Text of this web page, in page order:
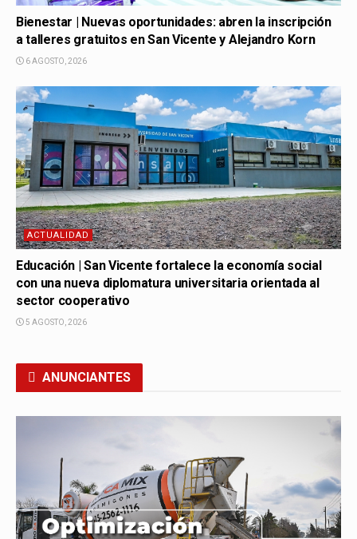
Bienestar | Nuevas oportunidades: abren la inscripción
a talleres gratuitos en San Vicente y Alejandro Korn
6 AGOSTO, 2026
ACTUALIDAD
Educación | San Vicente fortalece la economía social
con una nueva diplomatura universitaria orientada al
sector cooperativo
5 AGOSTO, 2026
ANUNCIANTES